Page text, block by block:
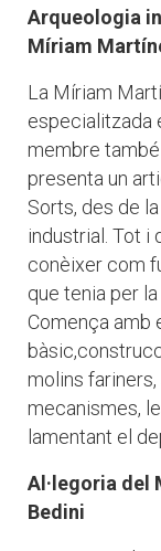
Arqueologia
Míriam
La Míriam
especialitzada
membre
presenta un
Sorts, des de
industrial. Tot i
conèixer com
que tenia per
Comença amb
molins
mecanismes,
lamentant el
Al·legoria del
Bedini